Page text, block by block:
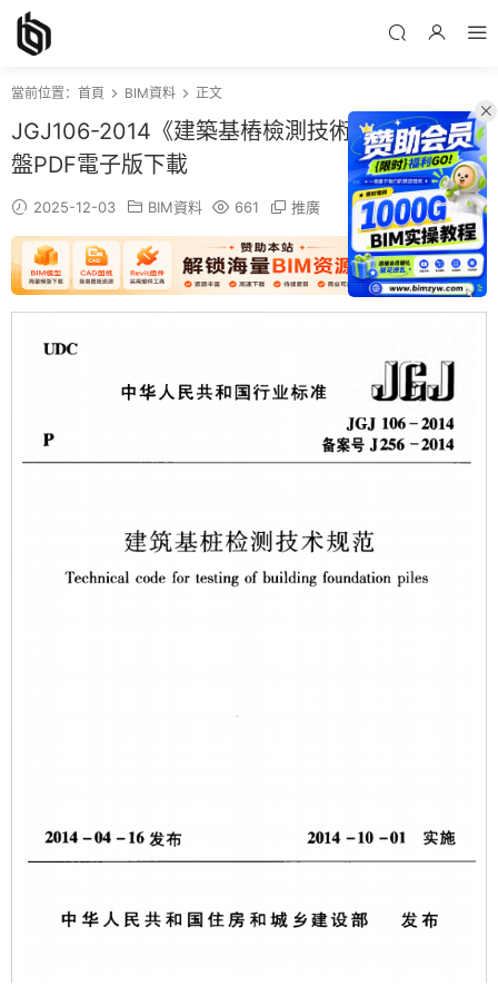
當前位置： 首頁 BIM資料 正文
JGJ106-2014《建築基樁檢測技術規範》百度網
盤PDF電子版下載
2025-12-03 BIM資料 661 推廣